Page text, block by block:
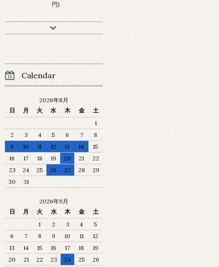
円)
Calendar
2026年8月
日
月 火 水 木 金
土
1
2
3 4 5 6 7
8
9
10 11 12 13 14
15
16
17 18 19 20 21
22
23
24 25 26 27 28
29
30
31
2026年9月
日
月 火 水 木 金
土
1
2 3 4
5
6
7 8 9 10 11
12
13
14 15 16 17 18
19
20
21 22 23 24 25
26